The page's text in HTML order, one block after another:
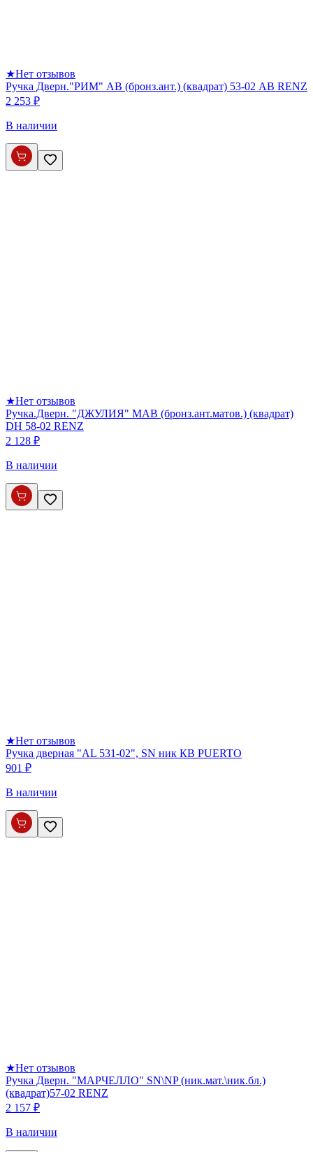
★Нет отзывов
Ручка Дверн."РИМ" AB (бронз.ант.) (квадрат) 53-02 АВ RENZ
2 253 ₽
В наличии
★Нет отзывов
Ручка.Дверн. "ДЖУЛИЯ" МАB (бронз.ант.матов.) (квадрат)
DH 58-02 RENZ
2 128 ₽
В наличии
★Нет отзывов
Ручка дверная "AL 531-02", SN ник КВ PUERTO
901 ₽
В наличии
★Нет отзывов
Ручка Дверн. "МАРЧЕЛЛО" SN\NP (ник.мат.\ник.бл.)
(квадрат)57-02 RENZ
2 157 ₽
В наличии